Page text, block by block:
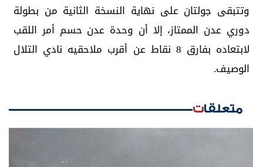
وتتبقى جولتان على نهاية النسخة الثانية من بطولة
دوري عدن الممتاز، إلا أن وحدة عدن حسم أمر اللقب
لابتعاده بفارق 8 نقاط عن أقرب ملاحقيه نادي التلال
الوصيف.
متعلقات